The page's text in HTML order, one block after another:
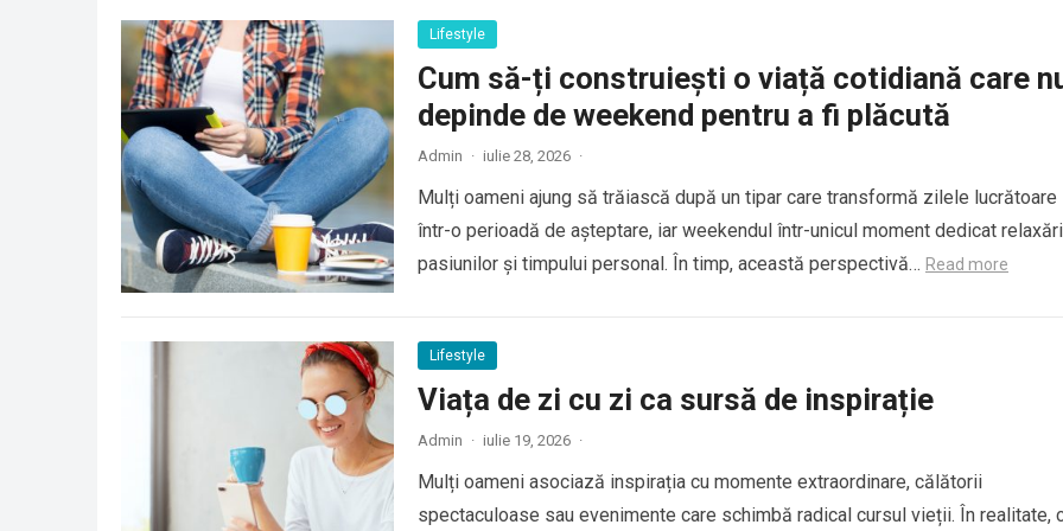
Lifestyle
Cum să-ți construiești o viață cotidiană care
depinde de weekend pentru a fi plăcută
Admin · iulie 28, 2026 ·
Mulți oameni ajung să trăiască după un tipar care transformă zilele lucrătoare
într-o perioadă de așteptare, iar weekendul într-unicul moment dedicat
pasiunilor și timpului personal. În timp, această perspectivă… Read more
Lifestyle
Viața de zi cu zi ca sursă de inspirație
Admin · iulie 19, 2026 ·
Mulți oameni asociază inspirația cu momente extraordinare, călătorii
spectaculoase sau evenimente care schimbă radical cursul vieții. În realitate,